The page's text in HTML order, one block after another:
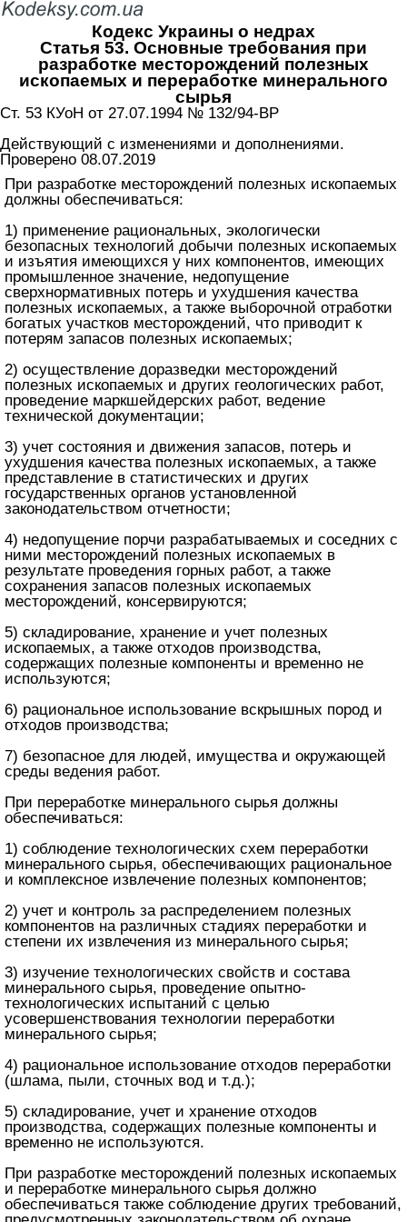
Кодекс Украины о недрах
Статья 53. Основные требования при
разработке месторождений полезных
ископаемых и переработке минерального
сырья
Ст. 53 КУоН от 27.07.1994 № 132/94-ВР
Действующий с изменениями и дополнениями.
Проверено 08.07.2019
При разработке месторождений полезных ископаемых
должны обеспечиваться:
1) применение рациональных, экологически
безопасных технологий добычи полезных ископаемых
и изъятия имеющихся у них компонентов, имеющих
промышленное значение, недопущение
сверхнормативных потерь и ухудшения качества
полезных ископаемых, а также выборочной отработки
богатых участков месторождений, что приводит к
потерям запасов полезных ископаемых;
2) осуществление доразведки месторождений
полезных ископаемых и других геологических работ,
проведение маркшейдерских работ, ведение
технической документации;
3) учет состояния и движения запасов, потерь и
ухудшения качества полезных ископаемых, а также
представление в статистических и других
государственных органов установленной
законодательством отчетности;
4) недопущение порчи разрабатываемых и соседних с
ними месторождений полезных ископаемых в
результате проведения горных работ, а также
сохранения запасов полезных ископаемых
месторождений, консервируются;
5) складирование, хранение и учет полезных
ископаемых, а также отходов производства,
содержащих полезные компоненты и временно не
используются;
6) рациональное использование вскрышных пород и
отходов производства;
7) безопасное для людей, имущества и окружающей
среды ведения работ.
При переработке минерального сырья должны
обеспечиваться:
1) соблюдение технологических схем переработки
минерального сырья, обеспечивающих рациональное
и комплексное извлечение полезных компонентов;
2) учет и контроль за распределением полезных
компонентов на различных стадиях переработки и
степени их извлечения из минерального сырья;
3) изучение технологических свойств и состава
минерального сырья, проведение опытно-
технологических испытаний с целью
усовершенствования технологии переработки
минерального сырья;
4) рациональное использование отходов переработки
(шлама, пыли, сточных вод и т.д.);
5) складирование, учет и хранение отходов
производства, содержащих полезные компоненты и
временно не используются.
При разработке месторождений полезных ископаемых
и переработке минерального сырья должно
обеспечиваться также соблюдение других требований,